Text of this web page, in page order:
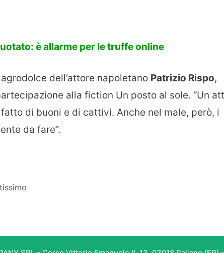
è allarme per le truffe online
dell’attore napoletano Patrizio Rispo,
alla fiction Un posto al sole. “Un
di buoni e di cattivi. Anche nel male, però, i
da fare”.